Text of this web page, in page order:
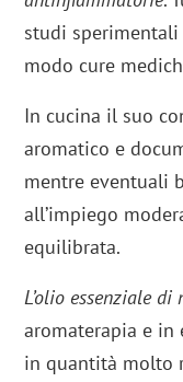
studi
modo cure
In cucina il suo
aromatico e
mentre eventuali
all’impiego
equilibrata.
L’olio essenziale di
aromaterapia e in
in quantità molto